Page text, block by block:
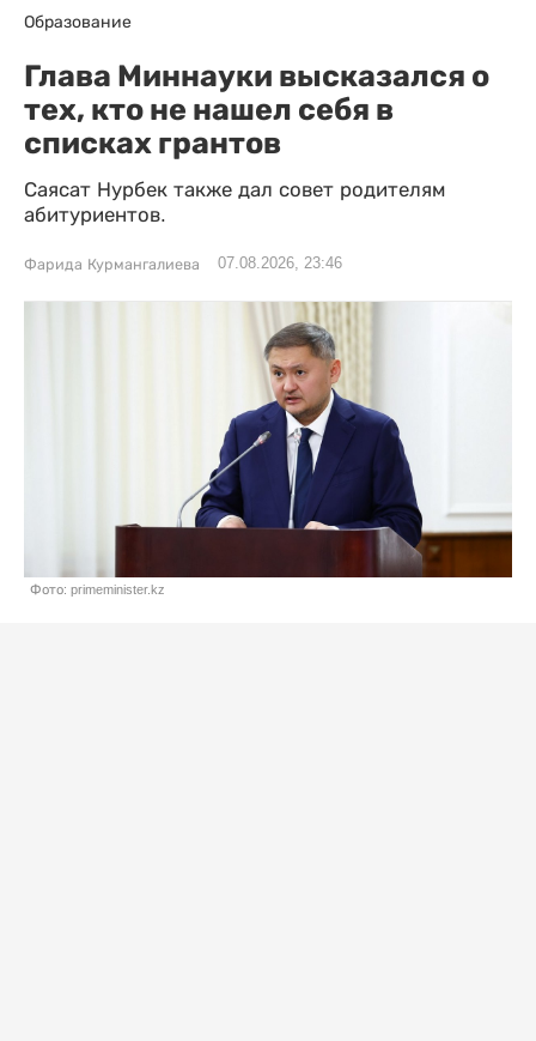
Образование
Глава Миннауки высказался о
тех, кто не нашел себя в
списках грантов
Саясат Нурбек также дал совет родителям
абитуриентов.
Фарида Курмангалиева 07.08.2026, 23:46
Фото: primeminister.kz